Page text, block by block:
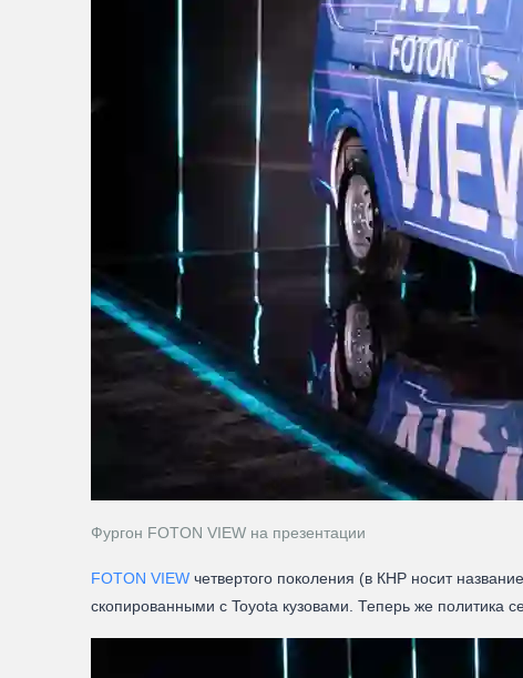
Фургон FOTON VIEW на презентации
FOTON VIEW четвертого поколения (в КНР носит
скопированными с Toyota кузовами. Теперь же политика